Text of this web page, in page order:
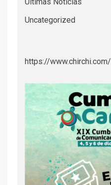
Uncategorized
https://www.chirchi.com/